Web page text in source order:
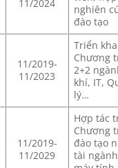
11/2024
nghiên
đào tạo
11/2019-
11/2023
Triển
Chương
2+2
khí, IT,
lý…
11/2019-
11/2029
Hợp tác
Chương
đào tạo
tài